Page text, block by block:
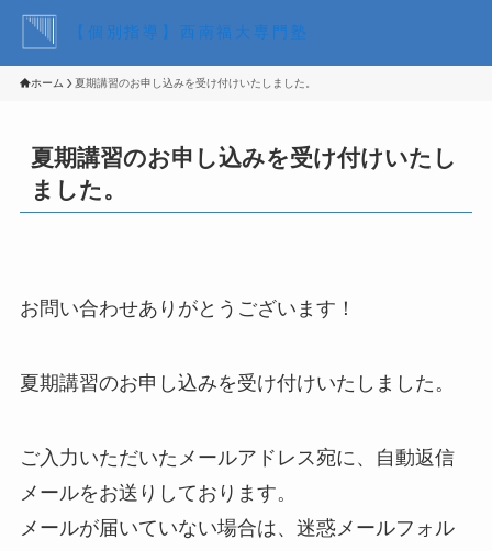
【個別指導】西南福大専門塾
ホーム 夏期講習のお申し込みを受け付けいたしました。
夏期講習のお申し込みを受け付けいたし
ました。
お問い合わせありがとうございます！
夏期講習のお申し込みを受け付けいたしました。
ご入力いただいたメールアドレス宛に、自動返信
メールをお送りしております。
メールが届いていない場合は、迷惑メールフォル